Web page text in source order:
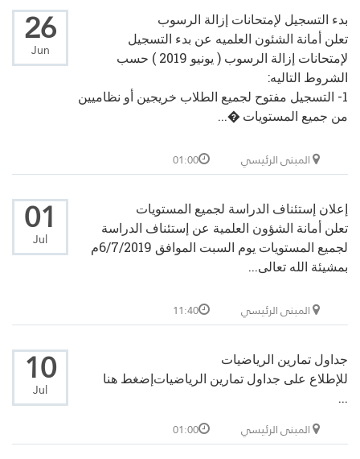
26
Jun
بدء التسجيل لإمتحانات إزالة الرسوب
تعلن أمانة الشئون العلميه عن بدء التسجيل
لإمتحانات إزالة الرسوب ( يونيو 2019 ) حسب
الشروط التاليه:
1- التسجيل مفتوح لجميع الطلاب خريجين أو نظاميين
من جميع المستويات �...
المبنى الرئيسي 01:00
01
Jul
إعلان إستئناف الدراسة لجميع المستويات
تعلن أمانة الشؤون العلمية عن إستئناف الدراسة
لجميع المستويات يوم السبت الموافق 6/7/2019م
بمشيئة الله تعالى...
المبنى الرئيسي 11:40
10
Jul
جداول تمارين الرياضيات
للإطلاع على جداول تمارين الرياضياتإضغط هنا
...
المبنى الرئيسي 01:00